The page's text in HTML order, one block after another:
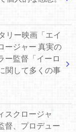
リー映画「エイ
ージャー 真実の
ー監督「イーロ
関して多くの事
スクロージャ
督、プロデュー